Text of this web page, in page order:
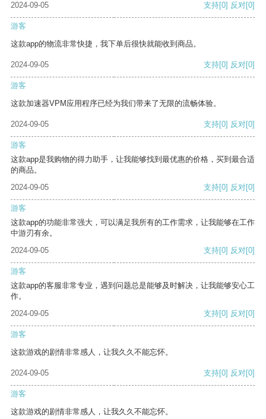
2024-09-05
支持[0] 反对[0]
游客
这款app的物流非常快捷，我下单后很快就能收到商品。
2024-09-05 支持[0] 反对[0]
游客
这款加速器VPM应用程序已经为我们带来了无限的流畅体验。
2024-09-05 支持[0] 反对[0]
游客
这款app是我购物的得力助手，让我能够找到最优惠的价格，买到最合适
的商品。
2024-09-05
支持[0] 反对[0]
游客
这款app的功能非常强大，可以满足我所有的工作需求，让我能够在工作
中游刃有余。
2024-09-05
支持[0] 反对[0]
游客
这款app的客服非常专业，遇到问题总是能够及时解决，让我能够安心工
作。
2024-09-05
支持[0] 反对[0]
游客
这款游戏的剧情非常感人，让我久久不能忘怀。
2024-09-05 支持[0] 反对[0]
游客
这款游戏的剧情非常感人，让我久久不能忘怀。